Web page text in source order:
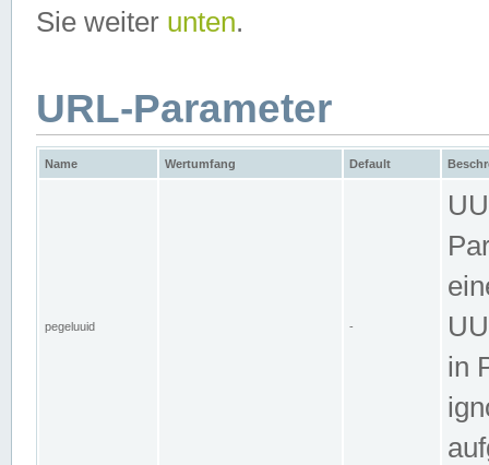
Sie weiter unten.
URL-Parameter
Name Wertumfang Default
pegeluuid -
in